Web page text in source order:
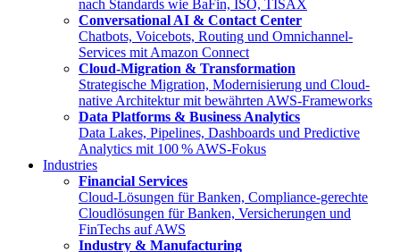
nach Standards wie BaFin, ISO, TISAX
Conversational AI & Contact Center
Chatbots, Voicebots, Routing und Omnichannel-
Services mit Amazon Connect
Cloud-Migration & Transformation
Strategische Migration, Modernisierung und Cloud-
native Architektur mit bewährten AWS-Frameworks
Data Platforms & Business Analytics
Data Lakes, Pipelines, Dashboards und Predictive
Analytics mit 100 % AWS-Fokus
Industries
Financial Services
Cloud-Lösungen für Banken, Compliance-gerechte
Cloudlösungen für Banken, Versicherungen und
FinTechs auf AWS
Industry & Manufacturing